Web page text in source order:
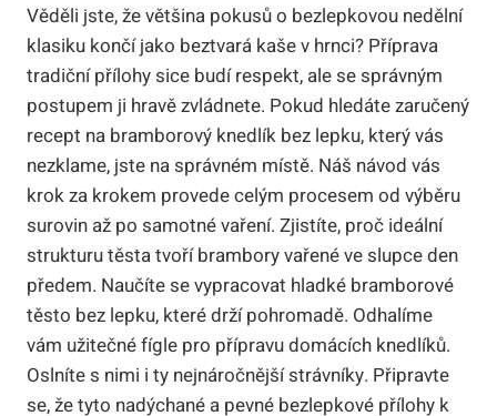
Věděli jste, že většina pokusů o bezlepkovou nedělní
klasiku končí jako beztvará kaše v hrnci? Příprava
tradiční přílohy sice budí respekt, ale se správným
postupem ji hravě zvládnete. Pokud hledáte zaručený
recept na bramborový knedlík bez lepku, který vás
nezklame, jste na správném místě. Náš návod vás
krok za krokem provede celým procesem od výběru
surovin až po samotné vaření. Zjistíte, proč ideální
strukturu těsta tvoří brambory vařené ve slupce den
předem. Naučíte se vypracovat hladké bramborové
těsto bez lepku, které drží pohromadě. Odhalíme
vám užitečné fígle pro přípravu domácích knedlíků.
Oslníte s nimi i ty nejnáročnější strávníky. Připravte
se, že tyto nadýchané a pevné bezlepkové přílohy k